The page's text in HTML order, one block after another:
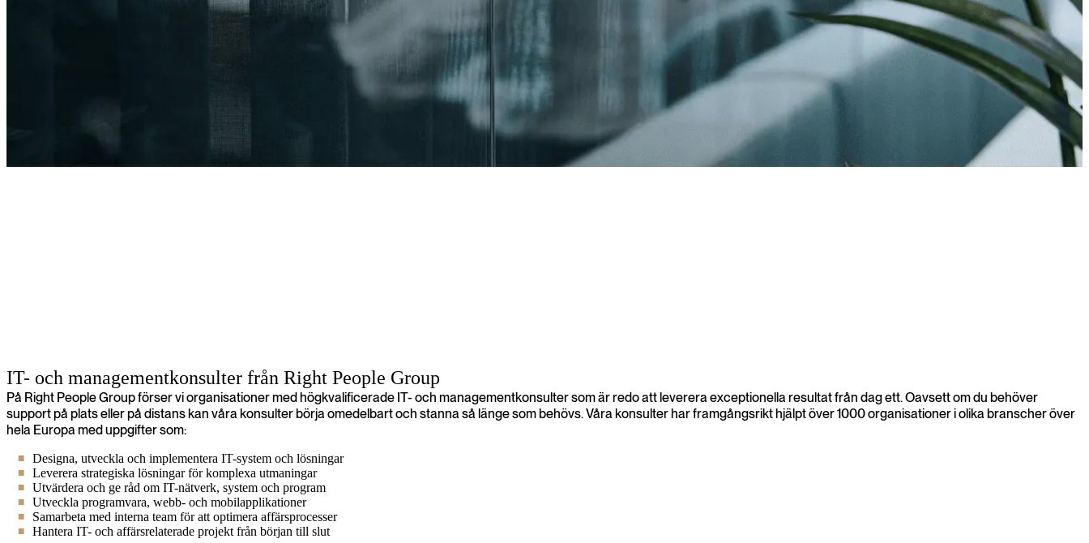
IT- och managementkonsulter från Right People Group
På Right People Group förser vi organisationer med högkvalificerade IT- och managementkonsulter som är redo att leverera exceptionella resultat från dag ett. Oavsett om du behöver
support på plats eller på distans kan våra konsulter börja omedelbart och stanna så länge som behövs. Våra konsulter har framgångsrikt hjälpt över 1000 organisationer i olika branscher över
hela Europa med uppgifter som:
Designa, utveckla och implementera IT-system och lösningar
Leverera strategiska lösningar för komplexa utmaningar
Utvärdera och ge råd om IT-nätverk, system och program
Utveckla programvara, webb- och mobilapplikationer
Samarbeta med interna team för att optimera affärsprocesser
Hantera IT- och affärsrelaterade projekt från början till slut